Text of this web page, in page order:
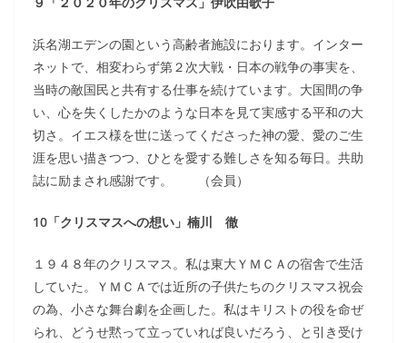
浜名湖エデンの園という高齢者施設におります。インター
ネットで、相変わらず第２次大戦・日本の戦争の事実を、
当時の敵国民と共有する仕事を続けています。大国間の争
い、心を失くしたかのような日本を見て実感する平和の大
切さ。イエス様を世に送ってくださった神の愛、愛のご生
涯を思い描きつつ、ひとを愛する難しさを知る毎日。共助
誌に励まされ感謝です。 （会員）
10「クリスマスへの想い」楠川 徹
１９４８年のクリスマス。私は東大ＹＭＣＡの宿舎で生活
していた。ＹＭＣＡでは近所の子供たちのクリスマス祝会
の為、小さな舞台劇を企画した。私はキリストの役を命ぜ
られ、どうせ黙って立っていれば良いだろう、と引き受け